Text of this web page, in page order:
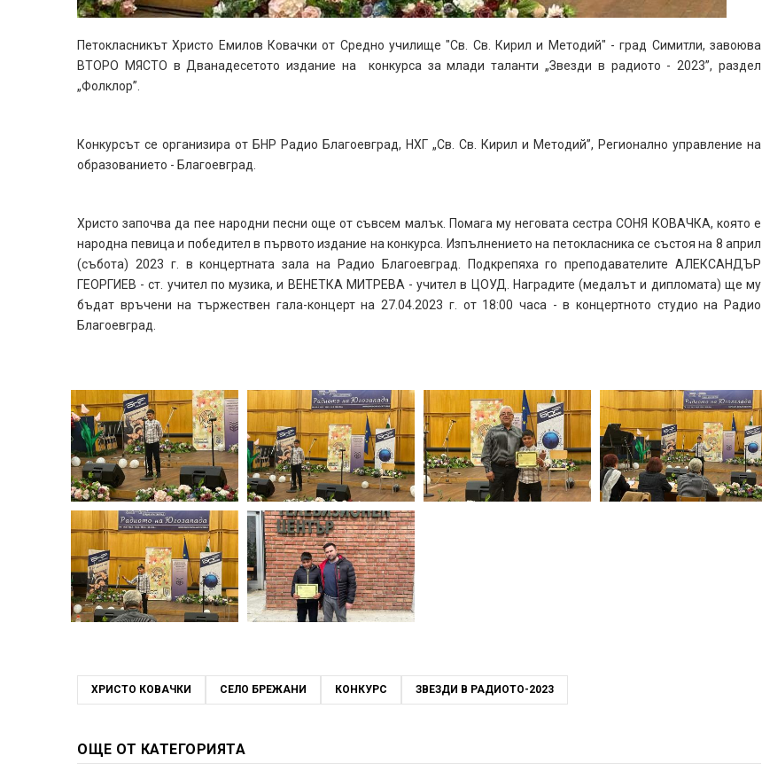
Петокласникът Христо Емилов Ковачки от Средно училище "Св. Св. Кирил и Методий" - град Симитли, завоюва
ВТОРО МЯСТО в Дванадесетото издание на конкурса за млади таланти „Звезди в радиото - 2023”, раздел
„Фолклор”.
Конкурсът се организира от БНР Радио Благоевград, НХГ „Св. Св. Кирил и Методий”, Регионално управление на
образованието - Благоевград.
Христо започва да пее народни песни още от съвсем малък. Помага му неговата сестра СОНЯ КОВАЧКА, която е
народна певица и победител в първото издание на конкурса. Изпълнението на петокласника се състоя на 8 април
(събота) 2023 г. в концертната зала на Радио Благоевград. Подкрепяха го преподавателите АЛЕКСАНДЪР
ГЕОРГИЕВ - ст. учител по музика, и ВЕНЕТКА МИТРЕВА - учител в ЦОУД. Наградите (медалът и дипломата) ще му
бъдат връчени на тържествен гала-концерт на 27.04.2023 г. от 18:00 часа - в концертното студио на Радио
Благоевград.
ХРИСТО КОВАЧКИ СЕЛО БРЕЖАНИ КОНКУРС ЗВЕЗДИ В РАДИОТО-2023
ОЩЕ ОТ КАТЕГОРИЯТА